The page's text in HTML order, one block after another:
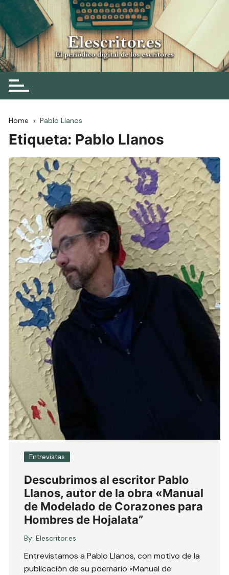
Skip
to
content
Elescritor.es
El periódico digital de los escritores
Home Pablo Llanos
Etiqueta: Pablo Llanos
Entrevistas
Descubrimos al escritor Pablo
Llanos, autor de la obra «Manual
de Modelado de Corazones para
Hombres de Hojalata”
By: Elescritor.es
Entrevistamos a Pablo Llanos, con motivo de la
publicación de su poemario «Manual de